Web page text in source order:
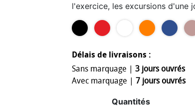
l'exercice, les excursions d'une
simple a un effet de finition
type de logo. Attachez
approuvé par l’EFSA.
Délais de livraisons :
Sans marquage | 3 jours ouvrés
Avec marquage | 7 jours ouvrés
Quantités